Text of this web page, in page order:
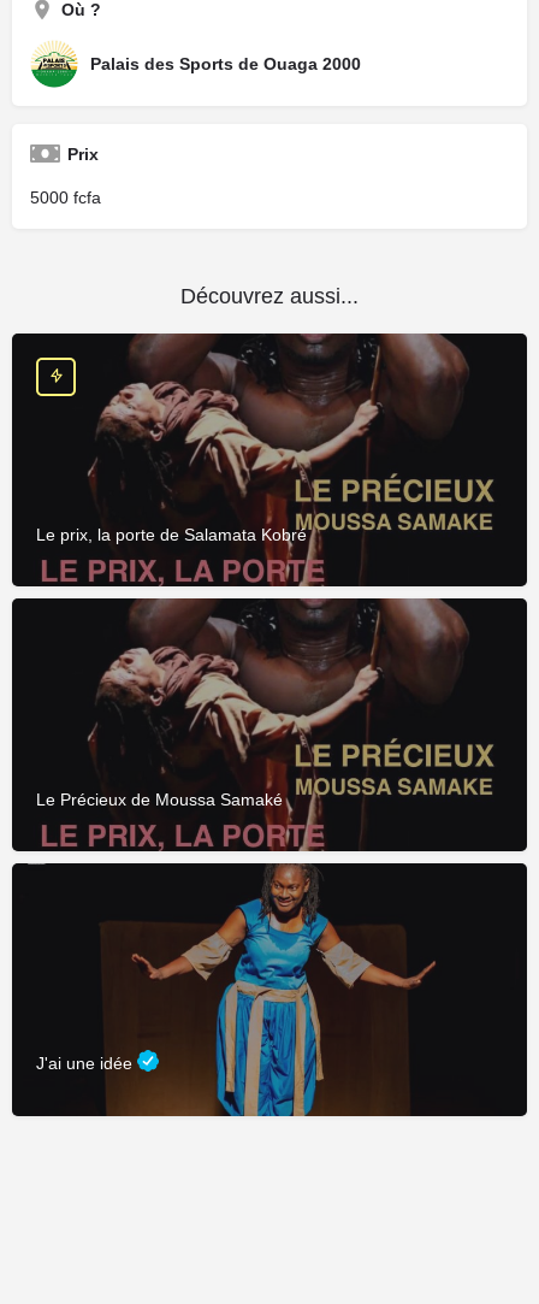
Où ?
Palais des Sports de Ouaga 2000
Prix
5000
Découvrez aussi...
Le prix, la porte de Salamata Kobré
Le Précieux de Moussa Samaké
J'ai une idée